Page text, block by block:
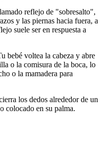
reflejo de "sobresalto",
y las piernas hacia fuera, a
suele ser en respuesta a
bebé voltea la cabeza y abre
o la comisura de la boca, lo
o la mamadera para
los dedos alrededor de un
colocado en su palma.